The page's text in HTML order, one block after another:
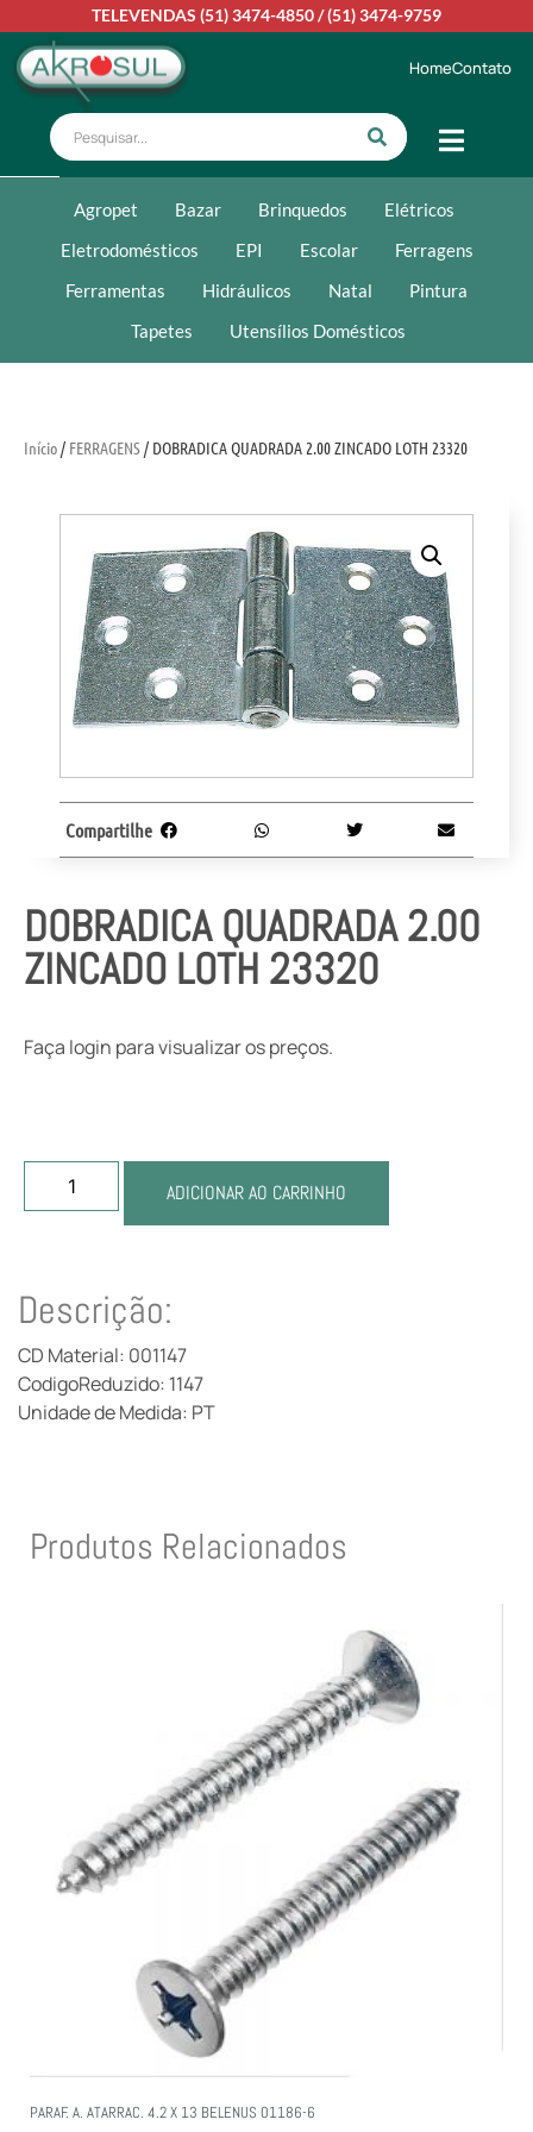
TELEVENDAS (51) 3474-4850/(51) 3474-9759
HomeContato
Agropet Bazar Brinquedos
Elétricos
Eletrodomésticos
EPI Escolar
Ferragens
Ferramentas
Hidráulicos Natal
Pintura
Tapetes
Utensílios Domésticos
Início/ FERRAGENS/ DOBRADICA QUADRADA 2.00 ZINCADO LOTH 23320
DOBRADICA QUADRADA 2.00
ZINCADO LOTH 23320
Faça login para visualizar os preços.
ADICIONAR AO CARRINHO
Compartilhe
Descrição:
CD Material: 001147
CodigoReduzido: 1147
Unidade de Medida: PT
Produtos Relacionados
PARAF. A. ATARRAC. 4.2 X 13 BELENUS 01186-6